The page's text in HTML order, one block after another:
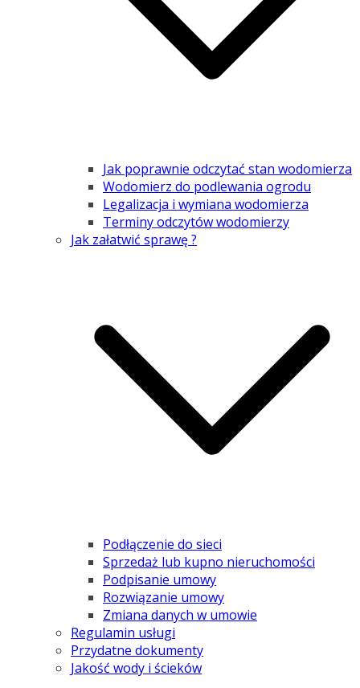
Jak poprawnie odczytać stan wodomierza
Wodomierz do podlewania ogrodu
Legalizacja i wymiana wodomierza
Terminy odczytów wodomierzy
Jak załatwić sprawę ?
Podłączenie do sieci
Sprzedaż lub kupno nieruchomości
Podpisanie umowy
Rozwiązanie umowy
Zmiana danych w umowie
Regulamin usługi
Przydatne dokumenty
Jakość wody i ścieków